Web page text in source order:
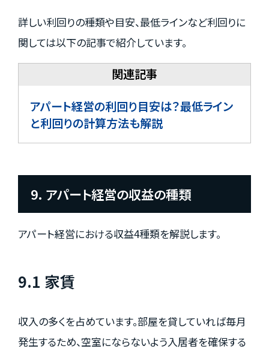
詳しい利回りの種類や目安、最低ラインなど利回りに
関しては以下の記事で紹介しています。
アパート経営の利回り目安は？最低ライン
と利回りの計算方法も解説
9. アパート経営の収益の種類
アパート経営における収益4種類を解説します。
9.1 家賃
収入の多くを占めています。部屋を貸していれば毎月
発生するため、空室にならないよう入居者を確保する